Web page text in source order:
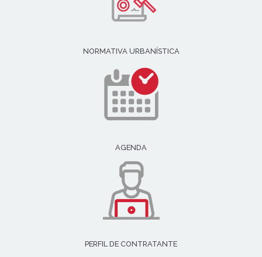
NORMATIVA URBANÍSTICA
AGENDA
PERFIL DE CONTRATANTE